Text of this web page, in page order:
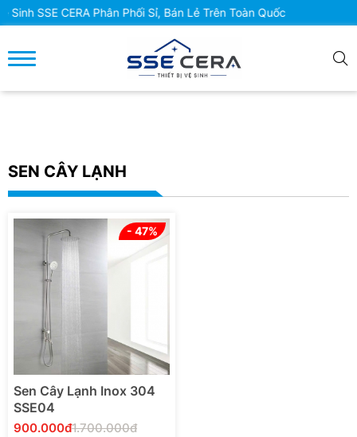
SSE CERA Phân Phối Sỉ, Bán Lẻ Trên Toàn Quốc
SEN CÂY LẠNH
- 47%
Sen Cây Lạnh Inox 304
SSE04
900.000đ1.700.000đ